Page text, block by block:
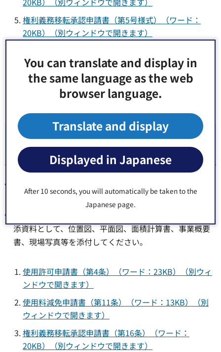
You can translate and display in
the same language as the web
browser language.
Translate and display
Displayed in Japanese
After 10 seconds, you will automatically be taken to the
Japanese page.
権利義務移転承認申請書（第5号様式）（ワード：
20KB）（別ウィンドウで開きます）
ウィンドウで開きます）
使用料減免申請書（第7号様式）（ワード：18KB）
（別ウィンドウで開きます）
5.公共溝渠管理条例による申請の種類及び
様式
下において工作物を新築等する場合申請が必要です。
添資料として、位置図、平面図、面積計算書、事業概要
書、現場写真等を添付してください。
使用許可申請書（第4条）（ワード：23KB）（別ウィ
ンドウで開きます）
使用料減免申請書（第11条）（ワード：13KB）（別
ウィンドウで開きます）
権利義務移転承認申請書（第16条）（ワード：
20KB）（別ウィンドウで開きます）